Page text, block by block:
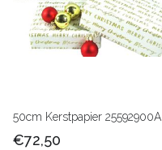
50cm Kerstpapier 25592900A
€72,50